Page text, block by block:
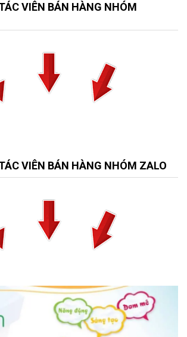
VIÊN BÁN HÀNG NHÓM
VIÊN BÁN HÀNG NHÓM ZALO